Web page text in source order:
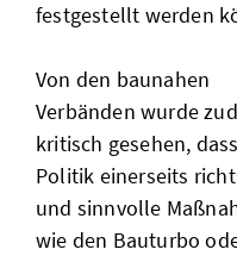
festgestellt werden
Von den baunahen
Verbänden wurde
kritisch gesehen,
Politik einerseits
und sinnvolle
wie den Bauturbo